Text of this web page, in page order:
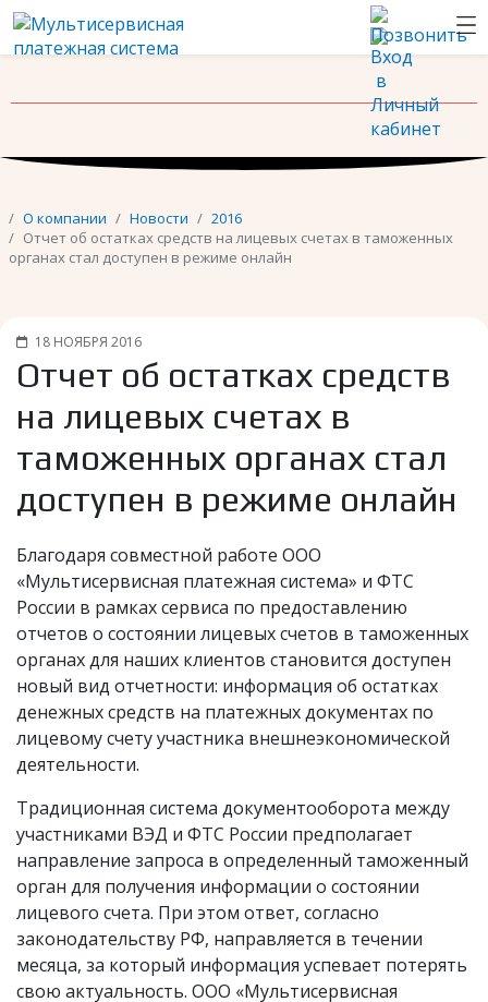
О компании Новости
2016
Отчет об остатках средств на лицевых счетах в таможенных
органах стал доступен в режиме онлайн
18 НОЯБРЯ 2016
Отчет об остатках средств
на лицевых счетах в
таможенных органах стал
доступен в режиме онлайн
Благодаря совместной работе ООО
«Мультисервисная платежная система» и ФТС
России в рамках сервиса по предоставлению
отчетов о состоянии лицевых счетов в таможенных
органах для наших клиентов становится доступен
новый вид отчетности: информация об остатках
денежных средств на платежных документах по
лицевому счету участника внешнеэкономической
деятельности.
Традиционная система документооборота между
участниками ВЭД и ФТС России предполагает
направление запроса в определенный таможенный
орган для получения информации о состоянии
лицевого счета. При этом ответ, согласно
законодательству РФ, направляется в течении
месяца, за который информация успевает потерять
свою актуальность. ООО «Мультисервисная